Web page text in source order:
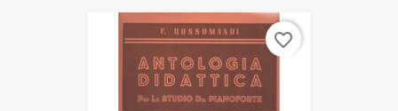
favorite_border